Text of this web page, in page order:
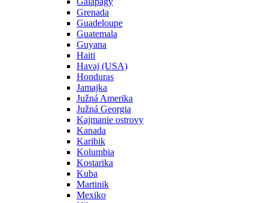
Grenada
Guadeloupe
Guatemala
Guyana
Haiti
Havaj (USA)
Honduras
Jamajka
Južná Amerika
Južná Georgia
Kajmanie ostrovy
Kanada
Karibik
Kolumbia
Kostarika
Kuba
Martinik
Mexiko